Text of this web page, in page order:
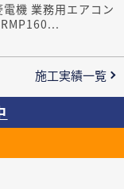
電機 業務用エアコン
施工実績一覧